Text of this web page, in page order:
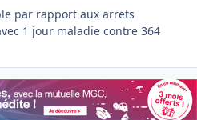
par rapport aux arrets
1 jour maladie contre 364